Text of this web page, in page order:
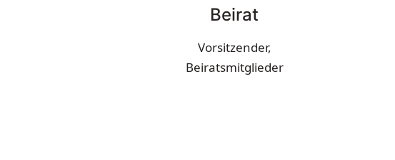
Beirat
Vorsitzender,
Beiratsmitglieder